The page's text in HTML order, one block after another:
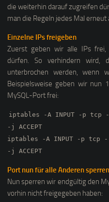
die weiterhin darauf zugreifen
man die Regeln jedes Mal erneut
Einzelne IPs freigeben
Zuerst geben wir alle IPs frei,
dürfen. So verhindern wird,
unterbrochen werden, wenn
Beispielsweise geben wir nun
MySQL-Port frei:
iptables -A INPUT -p tcp
-j ACCEPT
iptables -A INPUT -p tcp
-j ACCEPT
Port nun für alle Anderen sperren
Nun sperren wir endgültig den
vorhin nicht freigegeben haben: